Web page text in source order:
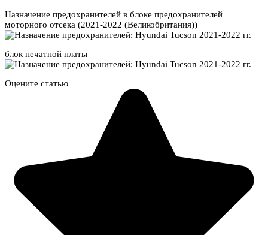
Назначение предохранителей в блоке предохранителей
моторного отсека (2021-2022 (Великобритания))
блок печатной платы
Оцените статью